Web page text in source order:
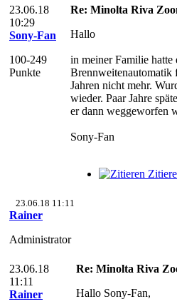
23.06.18
10:29
Sony-Fan
100-249
Punkte
Re: Minolta Riva
Hallo
in meiner Familie
Brennweitenautomatik
Jahren nicht mehr.
wieder. Paar Jahre
er dann weggeworfen
Sony-Fan
23.06.18 11:11
Rainer
Administrator
23.06.18
11:11
Rainer
Re: Minolta Riva
Hallo Sony-Fan,